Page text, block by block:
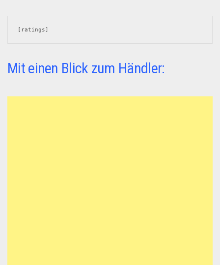
[ratings]
Mit einen Blick zum Händler: